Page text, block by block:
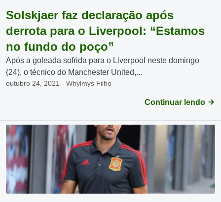
Solskjaer faz declaração após
derrota para o Liverpool: “Estamos
no fundo do poço”
Após a goleada sofrida para o Liverpool neste domingo
(24), o técnico do Manchester United,...
outubro 24, 2021 - Whylmys Filho
Continuar lendo